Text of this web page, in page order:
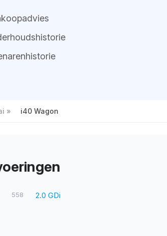
i40 Wagon
558 2.0 GDi